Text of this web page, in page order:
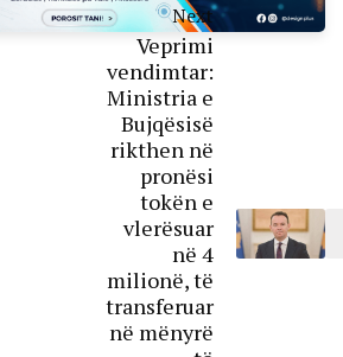
Next
Veprimi
vendimtar:
Ministria e
Bujqësisë
rikthen në
pronësi
tokën e
vlerësuar
në 4
milionë, të
transferuar
në mënyrë